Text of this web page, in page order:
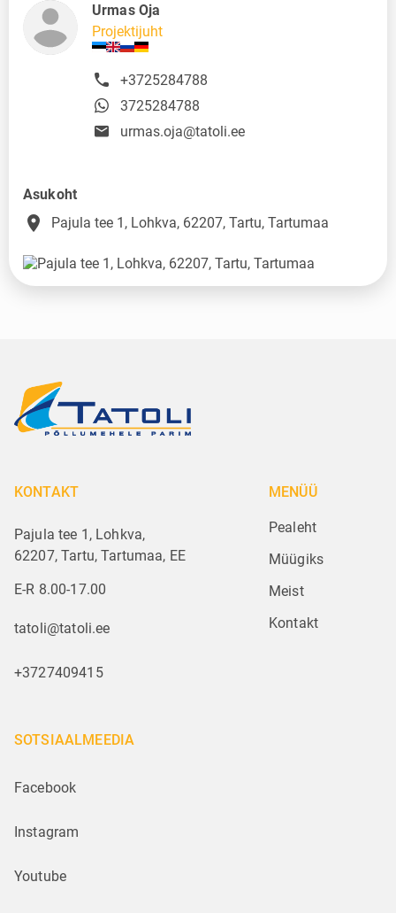
Urmas Oja
Projektijuht
+3725284788
3725284788
urmas.oja@tatoli.ee
Asukoht
place Pajula tee 1, Lohkva, 62207, Tartu, Tartumaa
KONTAKT
Pajula tee 1, Lohkva,
62207, Tartu, Tartumaa, EE
E-R 8.00-17.00
tatoli@tatoli.ee
+3727409415
MENÜÜ
Pealeht
Müügiks
Meist
Kontakt
SOTSIAALMEEDIA
Facebook
Instagram
Youtube